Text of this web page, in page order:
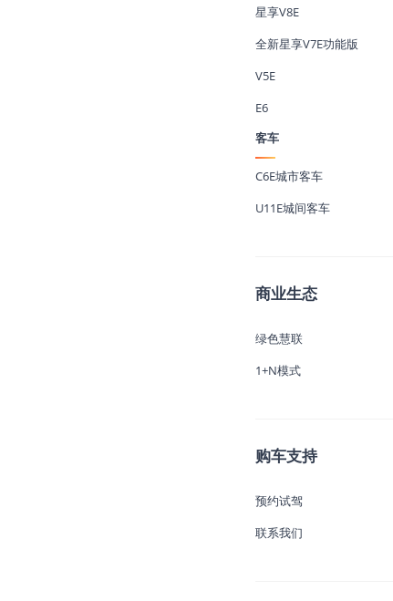
星享V8E
全新星享V7E功能版
V5E
E6
客车
C6E城市客车
U11E城间客车
商业生态
绿色慧联
1+N模式
购车支持
预约试驾
联系我们